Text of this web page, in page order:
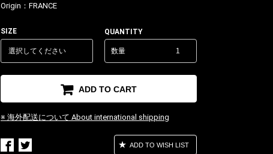
Origin： FRANCE
SIZE QUANTITY
数量
ADD TO CART
※ 海外配送について About international shipping
ADD TO WISH LIST